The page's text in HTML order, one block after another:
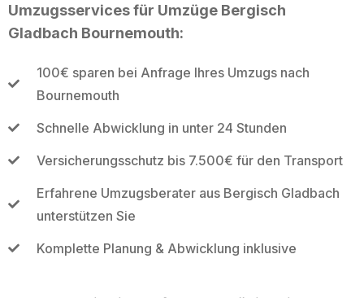
Umzugsservices für Umzüge Bergisch
Gladbach Bournemouth:
100€ sparen bei Anfrage Ihres Umzugs nach
Bournemouth
Schnelle Abwicklung in unter 24 Stunden
Versicherungsschutz bis 7.500€ für den Transport
Erfahrene Umzugsberater aus Bergisch Gladbach
unterstützen Sie
Komplette Planung & Abwicklung inklusive